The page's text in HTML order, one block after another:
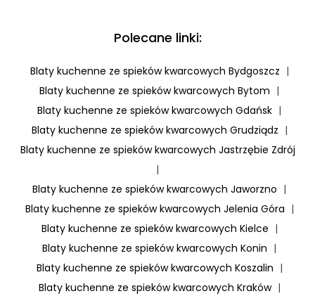
Polecane linki:
Blaty kuchenne ze spieków kwarcowych Bydgoszcz |
Blaty kuchenne ze spieków kwarcowych Bytom |
Blaty kuchenne ze spieków kwarcowych Gdańsk |
Blaty kuchenne ze spieków kwarcowych Grudziądz |
Blaty kuchenne ze spieków kwarcowych Jastrzębie Zdrój
|
Blaty kuchenne ze spieków kwarcowych Jaworzno |
Blaty kuchenne ze spieków kwarcowych Jelenia Góra |
Blaty kuchenne ze spieków kwarcowych Kielce |
Blaty kuchenne ze spieków kwarcowych Konin |
Blaty kuchenne ze spieków kwarcowych Koszalin |
Blaty kuchenne ze spieków kwarcowych Kraków |